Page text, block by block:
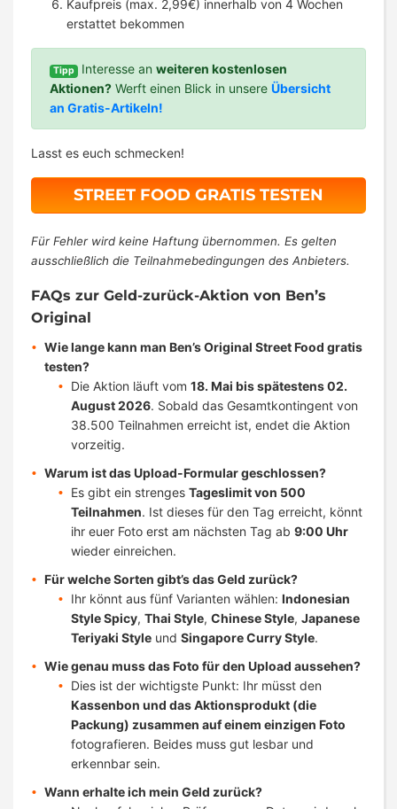
Kaufpreis (max. 2,99€) innerhalb von 4 Wochen
erstattet bekommen
Tipp Interesse anweiteren kostenlosen
Aktionen? Werft einen Blick in unsere Übersicht
an Gratis-Artikeln!
Lasst es euch schmecken!
STREET FOOD GRATIS TESTEN
Für Fehler wird keine Haftung übernommen. Es gelten
ausschließlich die Teilnahmebedingungen des Anbieters.
FAQs zur Geld-zurück-Aktion von Ben’s
Original
Wie lange kann man Ben’s Original Street Food gratis
testen?
Die Aktion läuft vom 18. Mai bis spätestens 02.
August 2026. Sobald das Gesamtkontingent von
38.500 Teilnahmen erreicht ist, endet die Aktion
vorzeitig.
Warum ist das Upload-Formular geschlossen?
Es gibt ein strenges Tageslimit von 500
Teilnahmen. Ist dieses für den Tag erreicht, könnt
ihr euer Foto erst am nächsten Tag ab 9:00 Uhr
wieder einreichen.
Für welche Sorten gibt’s das Geld zurück?
Ihr könnt aus fünf Varianten wählen: Indonesian
Style Spicy, Thai Style, Chinese Style, Japanese
Teriyaki Style und Singapore Curry Style.
Wie genau muss das Foto für den Upload aussehen?
Dies ist der wichtigste Punkt: Ihr müsst den
Kassenbon und das Aktionsprodukt (die
Packung) zusammen auf einem einzigen Foto
fotografieren. Beides muss gut lesbar und
erkennbar sein.
Wann erhalte ich mein Geld zurück?